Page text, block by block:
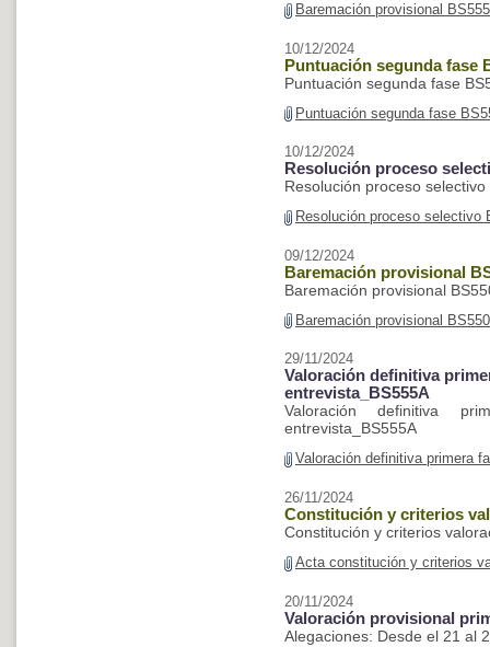
Baremación provisional
10/12/2024
Puntuación segunda fase
Puntuación segunda fase
Puntuación segunda fase
10/12/2024
Resolución proceso
Resolución proceso selectivo
Resolución proceso selectivo
09/12/2024
Baremación provisional
Baremación provisional
Baremación provisional
29/11/2024
Valoración definitiva
entrevista_BS555A
Valoración definitiva
entrevista_BS555A
Valoración definitiva primera
26/11/2024
Constitución y criterios
Constitución y criterios
Acta constitución y criterios
20/11/2024
Valoración provisional
Alegaciones: Desde el 21 al